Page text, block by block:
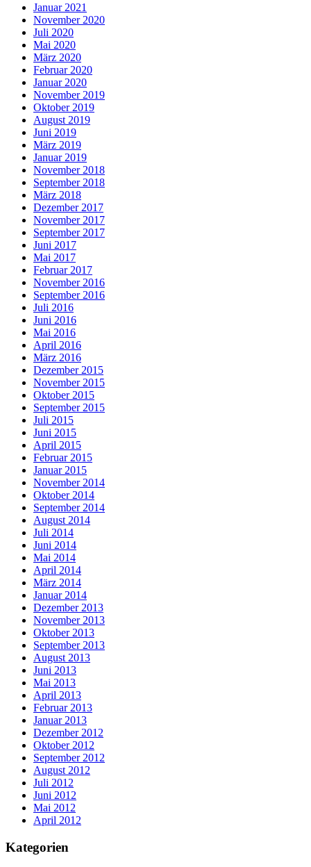
Januar 2021
November 2020
Juli 2020
Mai 2020
März 2020
Februar 2020
Januar 2020
November 2019
Oktober 2019
August 2019
Juni 2019
März 2019
Januar 2019
November 2018
September 2018
März 2018
Dezember 2017
November 2017
September 2017
Juni 2017
Mai 2017
Februar 2017
November 2016
September 2016
Juli 2016
Juni 2016
Mai 2016
April 2016
März 2016
Dezember 2015
November 2015
Oktober 2015
September 2015
Juli 2015
Juni 2015
April 2015
Februar 2015
Januar 2015
November 2014
Oktober 2014
September 2014
August 2014
Juli 2014
Juni 2014
Mai 2014
April 2014
März 2014
Januar 2014
Dezember 2013
November 2013
Oktober 2013
September 2013
August 2013
Juni 2013
Mai 2013
April 2013
Februar 2013
Januar 2013
Dezember 2012
Oktober 2012
September 2012
August 2012
Juli 2012
Juni 2012
Mai 2012
April 2012
Kategorien